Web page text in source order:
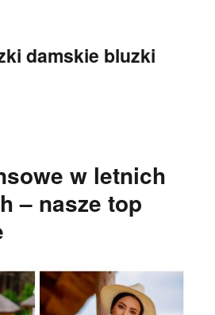
damskie bluzki
w letnich
– nasze top